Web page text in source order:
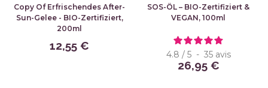
Copy Of Erfrischendes After-
Sun-Gelee - BIO-Zertifiziert,
200ml
12,55 €
SOS-ÖL – BIO-Zertifiziert &
VEGAN, 100ml
4.8 / 5 - 35 avis
26,95 €